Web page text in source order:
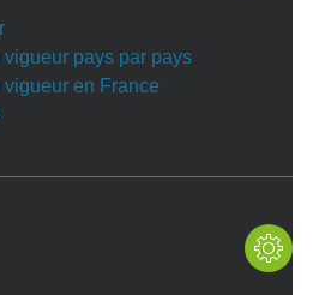
pays par pays
en France